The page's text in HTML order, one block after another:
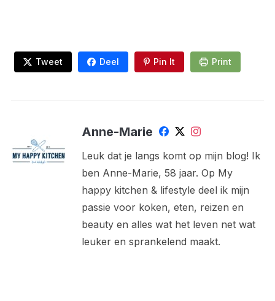
Tweet Deel Pin It Print
Anne-Marie
Leuk dat je langs komt op mijn blog! Ik
ben Anne-Marie, 58 jaar. Op My
happy kitchen & lifestyle deel ik mijn
passie voor koken, eten, reizen en
beauty en alles wat het leven net wat
leuker en sprankelend maakt.